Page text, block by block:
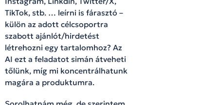
TikTok, stb. … leírni is fárasztó –
külön az adott célcsoportra
szabott ajánlót/hirdetést
létrehozni egy tartalomhoz? Az
AI ezt a feladatot simán átveheti
tőlünk, míg mi koncentrálhatunk
magára a produktumra.